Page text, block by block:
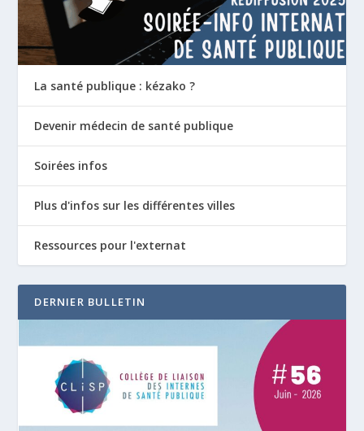
La santé publique : kézako ?
Devenir médecin de santé publique
Soirées infos
Plus d'infos sur les différentes villes
Ressources pour l'externat
DERNIER BULLETIN